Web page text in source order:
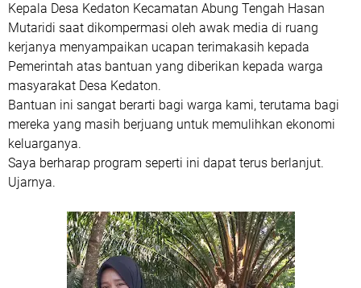
Kepala Desa Kedaton Kecamatan Abung Tengah Hasan
Mutaridi saat dikompermasi oleh awak media di ruang
kerjanya menyampaikan ucapan terimakasih kepada
Pemerintah atas bantuan yang diberikan kepada warga
masyarakat Desa Kedaton.
Bantuan ini sangat berarti bagi warga kami, terutama bagi
mereka yang masih berjuang untuk memulihkan ekonomi
keluarganya.
Saya berharap program seperti ini dapat terus berlanjut.
Ujarnya.